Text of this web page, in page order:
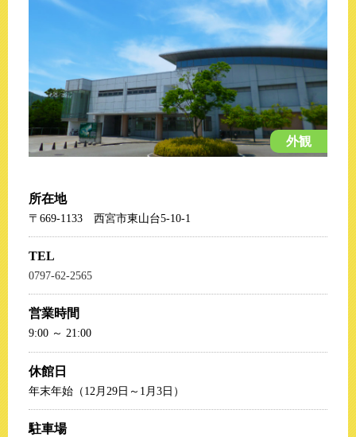
外観
所在地
〒669-1133 西宮市東山台5-10-1
TEL
0797-62-2565
営業時間
9:00 ～ 21:00
休館日
年末年始（12月29日～1月3日）
駐車場